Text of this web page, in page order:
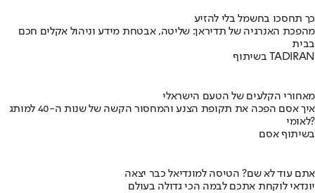
כך תחסכו בחשמל בלי להזיע
מהפכת האנרגיה של תדיראן: שליטה, אבטחת מידע וניהול אקלים חכם
בבית
בשיתוף TADIRAN
מאחורי הקלעים של הטעם הישראלי
איך אסם הפכה את תקופת הצנע והמחסור הקשה של שנות ה-40 למותג
לאומי?
בשיתוף אסם
אתם עוד לא שם? הטיסה למונדיאל כבר יצאה
יונדאי לוקחת אתכם לבמה הכי גדולה בעולם